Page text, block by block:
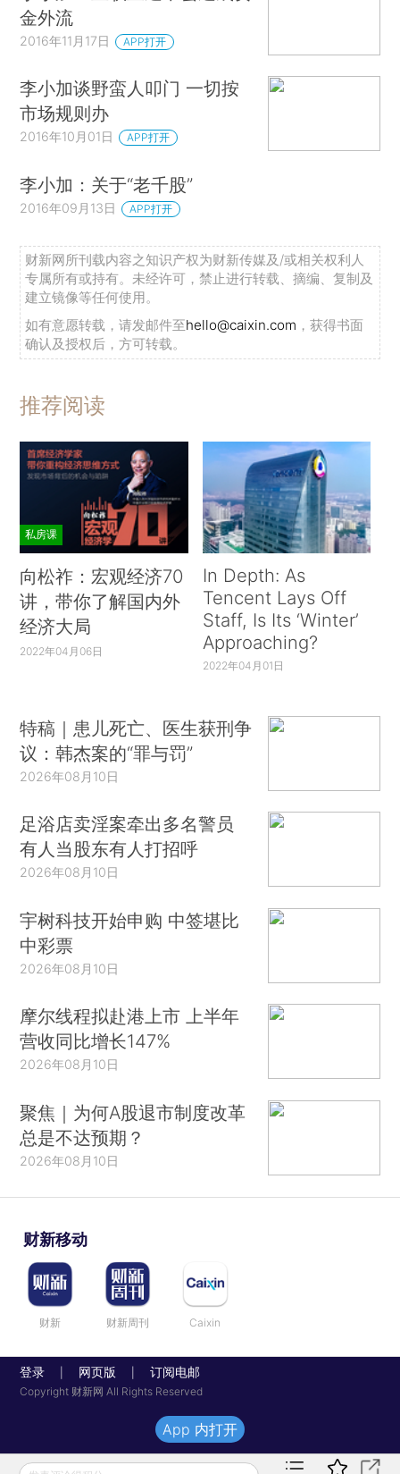
金外流
2016年11月17日 APP打开
李小加谈野蛮人叩门 一切按
市场规则办
2016年10月01日 APP打开
李小加：关于“老千股”
2016年09月13日 APP打开
财新网所刊载内容之知识产权为财新传媒及/或相关权利人
专属所有或持有。未经许可，禁止进行转载、摘编、复制及
建立镜像等任何使用。
如有意愿转载，请发邮件至hello@caixin.com ，获得书面
确认及授权后，方可转载。
推荐阅读
私房课
向松祚：宏观经济70
讲，带你了解国内外
经济大局
2022年04月06日
In Depth: As
Tencent Lays Off
Staff, Is Its ‘Winter’
Approaching?
2022年04月01日
特稿｜患儿死亡、医生获刑争
议：韩杰案的“罪与罚”
2026年08月10日
足浴店卖淫案牵出多名警员
有人当股东有人打招呼
2026年08月10日
宇树科技开始申购 中签堪比
中彩票
2026年08月10日
摩尔线程拟赴港上市 上半年
营收同比增长147%
2026年08月10日
聚焦｜为何A股退市制度改革
总是不达预期？
2026年08月10日
财新移动
财新 财新周刊 Caixin
登录 网页版 订阅电邮
Copyright 财新网 All Rights Reserved
App 内打开